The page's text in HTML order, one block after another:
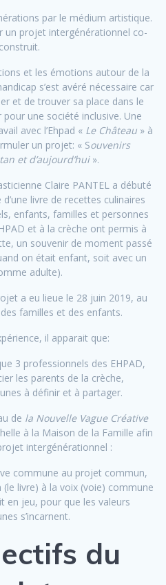
par le médium artistique.
un projet intergénérationnel co-
construit.
et les émotions autour de la
s’est avéré nécessaire car
et de trouver sa place dans le
pour une société inclusive. Une
avec l’Ehpad « Le Château » à
un projet: « Souvenirs
et d’aujourd’hui ».
Claire PANTEL a débuté
livre de recettes culinaires
enfants, familles et personnes
et à la crèche ont permis à
un souvenir de moment passé
on était enfant, soit avec un
adulte).
a eu lieue le 28 juin 2019, au
familles et des enfants.
il apparait que:
3 professionnels des EHPAD,
les parents de la crèche,
à définir et à partager.
de la Nouvelle Vague Créative
à la Maison de la Famille afin
intergénérationnel :
commune au projet commun,
(le livre) à la voix (voie) commune
en jeu, pour que les valeurs
s’incarnent.
du